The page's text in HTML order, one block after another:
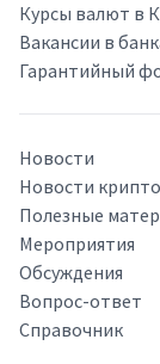
Курсы валют в
Вакансии в
Гарантийный
Новости
Новости
Полезные
Мероприятия
Обсуждения
Вопрос-ответ
Справочник